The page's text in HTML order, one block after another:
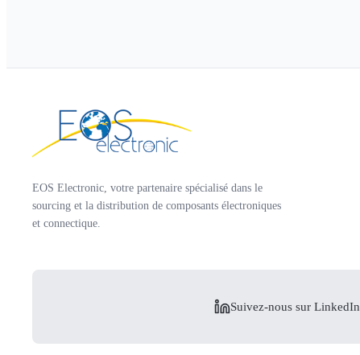
EOS Electronic, votre partenaire spécialisé dans le
sourcing et la distribution de composants électroniques
et connectique.
Suivez-nous sur LinkedIn